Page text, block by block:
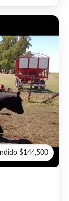
$144,500